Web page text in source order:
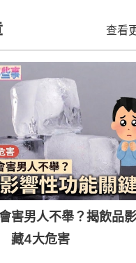
查看
害男人不舉？揭飲品
藏4大危害